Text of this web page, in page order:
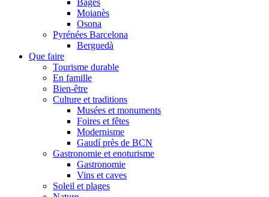
Bages
Moianès
Osona
Pyrénées Barcelona
Berguedà
Que faire
Tourisme durable
En famille
Bien-être
Culture et traditions
Musées et monuments
Foires et fêtes
Modernisme
Gaudí près de BCN
Gastronomie et enoturisme
Gastronomie
Vins et caves
Soleil et plages